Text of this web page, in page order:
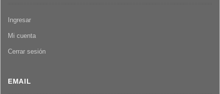
Ingresar
Mi cuenta
Cerrar sesión
EMAIL